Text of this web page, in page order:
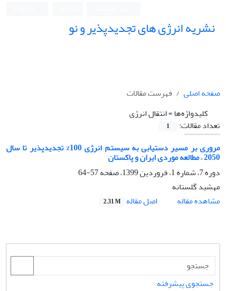
نشریه انرژی های تجدیدپذیر و نو
صفحه اصلی
فهرست مقالات
کلیدواژه‌ها =انتقال انرژی
تعداد مقالات:
1
مروری بر مسیر دستیابی به سیستم انرژی 100% تجدیدپذیر تا سال
2050 – مطالعه موردی ایران و پاکستان
دوره 7، شماره 1، فروردین 1399، صفحه
57-64
مهشید گلستانه
مشاهده مقاله
اصل مقاله 2.31 M
جستجوی پیشرفته